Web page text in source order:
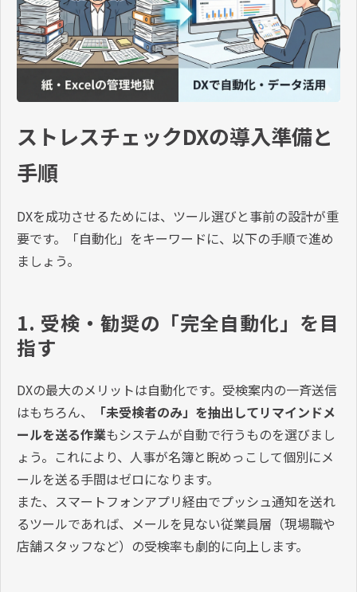
ストレスチェックDXの導入準備と
手順
DXを成功させるためには、ツール選びと事前の設計が重
要です。「自動化」をキーワードに、以下の手順で進め
ましょう。
1. 受検・勧奨の「完全自動化」を目
指す
DXの最大のメリットは自動化です。受検案内の一斉送信
はもちろん、
「未受検者のみ」を抽出してリマインドメ
ールを送る作業もシステムが自動で行うものを選びまし
ょう。これにより、人事が名簿と睨めっこして個別にメ
ールを送る手間はゼロになります。
また、スマートフォンアプリ経由でプッシュ通知を送れ
るツールであれば、メールを見ない従業員層（現場職や
店舗スタッフなど）の受検率も劇的に向上します。